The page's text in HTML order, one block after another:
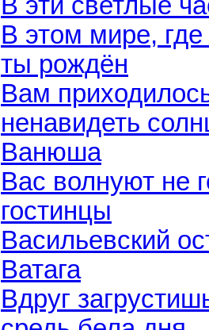
В эти светлые
В этом мире,
ты рождён
Вам
ненавидеть
Ванюша
Вас волнуют не
гостинцы
Васильевский
Ватага
Вдруг